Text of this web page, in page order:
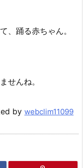
、踊る赤ちゃん。
せんね。
by webclim11099